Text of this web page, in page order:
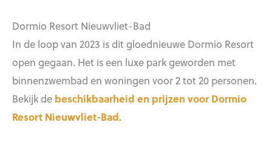
Dormio Resort Nieuwvliet-Bad
In de loop van 2023 is dit gloednieuwe Dormio Resort
open gegaan. Het is een luxe park geworden met
binnenzwembad en woningen voor 2 tot 20 personen.
Bekijk de beschikbaarheid en prijzen voor Dormio
Resort Nieuwvliet-Bad.